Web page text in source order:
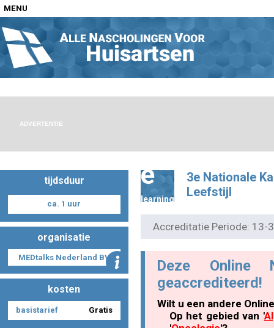
MENU
Home
Nascholingen op locatie (agenda)
Nascholingen online (elearning)
Nascholing aanmelden
ADVERTENTIE
tijdsduur
ca. 1 uur
organisatie
MEDtalks Nederland BV
kosten
basistarief Gratis
e
learning
3e Nationale
Leefstijl
Accreditatie Periode:
Deze Online
geaccrediteerd!
Wilt u een andere
Op het gebied van '